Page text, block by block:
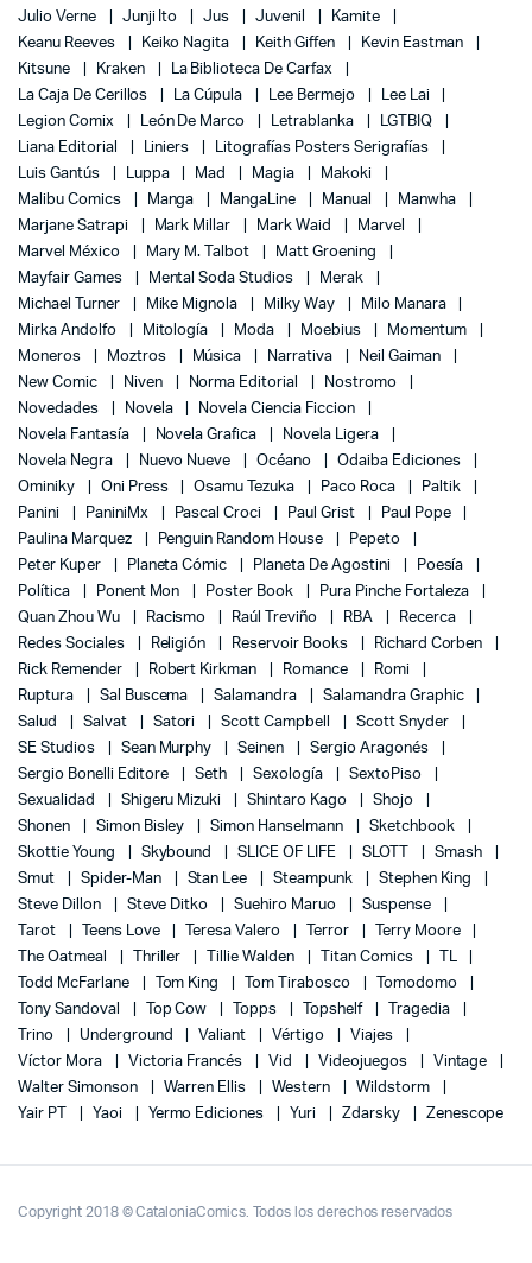
Julio Verne
Junji Ito Jus Juvenil
Kamite
Keanu Reeves
Keiko Nagita Keith Giffen
Kevin Eastman
Kitsune
Kraken
La Biblioteca De Carfax
La Caja De Cerillos
La Cúpula Lee Bermejo
Lee Lai
Legion Comix
León De Marco Letrablanka
LGTBIQ
Liana Editorial
Liniers
Litografías Posters Serigrafías
Luis Gantús
Luppa Mad Magia
Makoki
Malibu Comics
Manga MangaLine Manual
Manwha
Marjane Satrapi
Mark Millar Mark Waid
Marvel
Marvel México
Mary M. Talbot
Matt Groening
Mayfair Games
Mental Soda Studios
Merak
Michael Turner
Mike Mignola Milky Way
Milo Manara
Mirka Andolfo
Mitología Moda Moebius
Momentum
Moneros
Moztros Música Narrativa
Neil Gaiman
New Comic
Niven Norma Editorial
Nostromo
Novedades
Novela
Novela Ciencia Ficcion
Novela Fantasía
Novela Grafica
Novela Ligera
Novela Negra
Nuevo Nueve Océano
Odaiba Ediciones
Ominiky
Oni Press Osamu Tezuka Paco Roca
Paltik
Panini
PaniniMx Pascal Croci Paul Grist
Paul Pope
Paulina Marquez
Penguin Random House
Pepeto
Peter Kuper
Planeta Cómic Planeta De Agostini
Poesía
Política
Ponent Mon Poster Book
Pura Pinche Fortaleza
Quan Zhou Wu
Racismo Raúl Treviño RBA
Recerca
Redes Sociales
Religión Reservoir Books
Richard Corben
Rick Remender
Robert Kirkman Romance
Romi
Ruptura
Sal Buscema Salamandra
Salamandra Graphic
Salud
Salvat Satori Scott Campbell
Scott Snyder
SE Studios
Sean Murphy Seinen
Sergio Aragonés
Sergio Bonelli Editore
Seth Sexología
SextoPiso
Sexualidad
Shigeru Mizuki Shintaro Kago
Shojo
Shonen
Simon Bisley Simon Hanselmann
Sketchbook
Skottie Young
Skybound SLICE OF LIFE SLOTT
Smash
Smut
Spider-Man Stan Lee Steampunk
Stephen King
Steve Dillon
Steve Ditko Suehiro Maruo
Suspense
Tarot
Teens Love Teresa Valero Terror
Terry Moore
The Oatmeal
Thriller Tillie Walden Titan Comics
TL
Todd McFarlane
Tom King Tom Tirabosco
Tomodomo
Tony Sandoval
Top Cow Topps Topshelf
Tragedia
Trino
Underground Valiant Vértigo
Viajes
Víctor Mora
Victoria Francés Vid Videojuegos
Vintage
Walter Simonson
Warren Ellis Western
Wildstorm
Yair PT
Yaoi Yermo Ediciones Yuri Zdarsky Zenescope
Copyright 2018 © CataloniaComics. Todos los derechos reservados